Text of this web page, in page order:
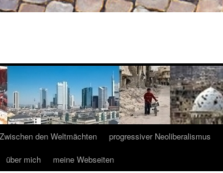
Zwischen den Weltmächten progressiver Neoliberalismus
über mich meine Webseiten